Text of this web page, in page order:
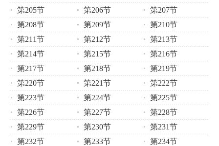
第205节
第206节
第207节
第208节
第209节
第210节
第211节
第212节
第213节
第214节
第215节
第216节
第217节
第218节
第219节
第220节
第221节
第222节
第223节
第224节
第225节
第226节
第227节
第228节
第229节
第230节
第231节
第232节
第233节
第234节